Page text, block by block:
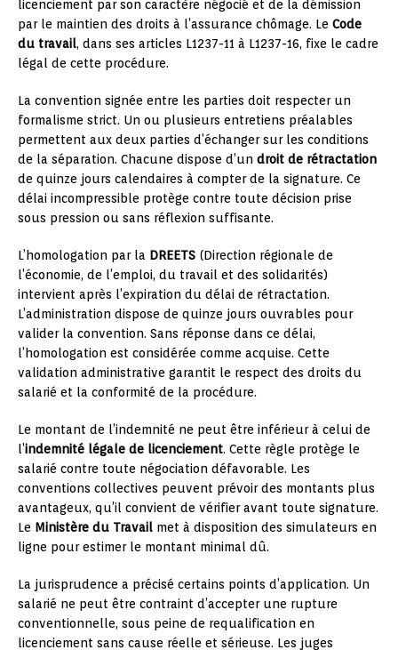
licenciement par son caractère négocié et de la démission
par le maintien des droits à l’assurance chômage. Le Code
du travail, dans ses articles L1237-11 à L1237-16, fixe le cadre
légal de cette procédure.
La convention signée entre les parties doit respecter un
formalisme strict. Un ou plusieurs entretiens préalables
permettent aux deux parties d’échanger sur les conditions
de la séparation. Chacune dispose d’un droit de rétractation
de quinze jours calendaires à compter de la signature. Ce
délai incompressible protège contre toute décision prise
sous pression ou sans réflexion suffisante.
L’homologation par la DREETS (Direction régionale de
l’économie, de l’emploi, du travail et des solidarités)
intervient après l’expiration du délai de rétractation.
L’administration dispose de quinze jours ouvrables pour
valider la convention. Sans réponse dans ce délai,
l’homologation est considérée comme acquise. Cette
validation administrative garantit le respect des droits du
salarié et la conformité de la procédure.
Le montant de l’indemnité ne peut être inférieur à celui de
l’indemnité légale de licenciement. Cette règle protège le
salarié contre toute négociation défavorable. Les
conventions collectives peuvent prévoir des montants plus
avantageux, qu’il convient de vérifier avant toute signature.
Le Ministère du Travail met à disposition des simulateurs en
ligne pour estimer le montant minimal dû.
La jurisprudence a précisé certains points d’application. Un
salarié ne peut être contraint d’accepter une rupture
conventionnelle, sous peine de requalification en
licenciement sans cause réelle et sérieuse. Les juges